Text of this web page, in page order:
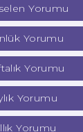
Yorumu
Yorumu
Yorumu
Yorumu
Yorumu